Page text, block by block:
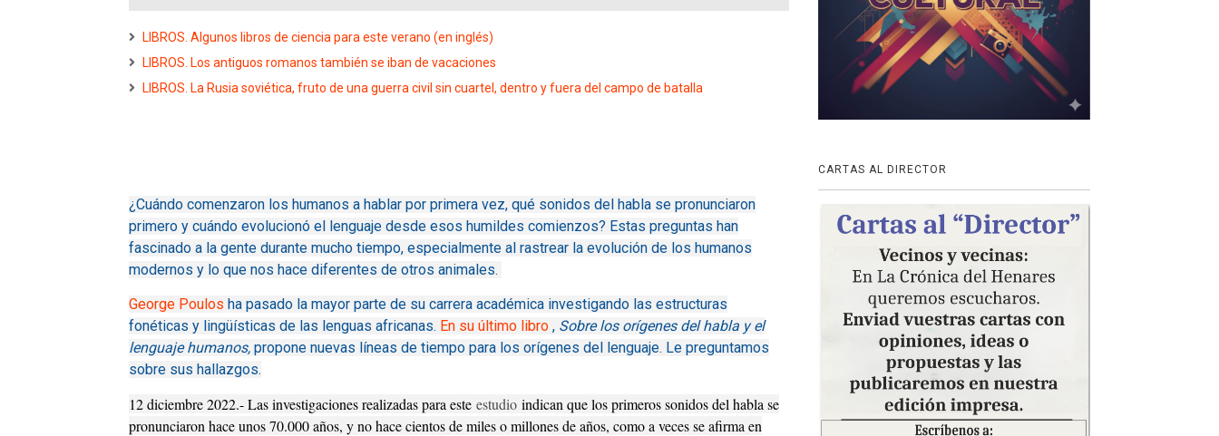
LIBROS. Algunos libros de ciencia para este verano (en inglés)
LIBROS. Los antiguos romanos también se iban de vacaciones
LIBROS. La Rusia soviética, fruto de una guerra civil sin cuartel, dentro y fuera del campo de batalla
¿Cuándo comenzaron los humanos a hablar por primera vez, qué sonidos del habla se pronunciaron
primero y cuándo evolucionó el lenguaje desde esos humildes comienzos? Estas preguntas han
fascinado a la gente durante mucho tiempo, especialmente al rastrear la evolución de los humanos
modernos y lo que nos hace diferentes de otros animales.
George Poulos ha pasado la mayor parte de su carrera académica investigando las estructuras
fonéticas y lingüísticas de las lenguas africanas. En su último libro , Sobre los orígenes del habla y el
lenguaje humanos, propone nuevas líneas de tiempo para los orígenes del lenguaje. Le preguntamos
sobre sus hallazgos.
12 diciembre 2022.- Las investigaciones realizadas para este estudio indican que los primeros sonidos del habla se
pronunciaron hace unos 70.000 años, y no hace cientos de miles o millones de años, como a veces se afirma en
CARTAS AL DIRECTOR